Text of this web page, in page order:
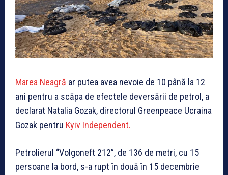
Marea Neagră ar putea avea nevoie de 10 până la 12
ani pentru a scăpa de efectele deversării de petrol, a
declarat Natalia Gozak, directorul Greenpeace Ucraina
Gozak pentru Kyiv Independent.
Petrolierul “Volgoneft 212”, de 136 de metri, cu 15
persoane la bord, s-a rupt în două în 15 decembrie